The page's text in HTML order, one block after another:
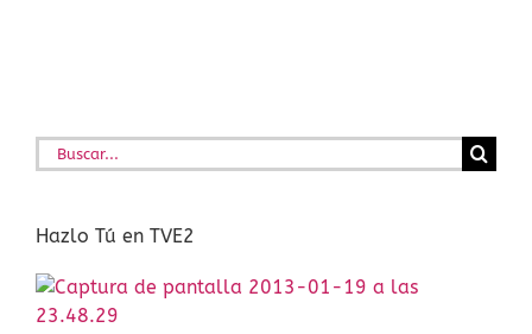
Buscar:
Hazlo Tú en TVE2